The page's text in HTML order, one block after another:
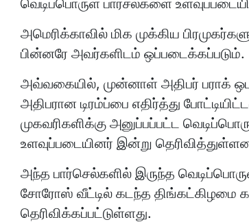
வெடிப்பொருள் பார்சல்களை
அமெரிக்காவில் மிக முக்கிய
பின்னரே அவர்களிடம் ஒப்படைக்கப்படும்.
அவ்வகையில், முன்னாள் அதிபர் பராக்
அதிபரான டிரம்ப்பை எதிர்த்து
முகவரிகளிக்கு அனுப்பப்பட்ட
உளவுப்படையினர் இன்று
அந்த பார்செல்களில் இருந்த
சோரோஸ் வீட்டில் கடந்த திங்கட்கிழமை
தெரிவிக்கப்பட்டுள்ளது.